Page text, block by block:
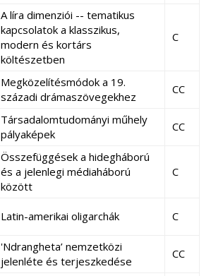
A líra dimenziói -- tematikus
kapcsolatok a klasszikus,
modern és kortárs
költészetben
C
Megközelítésmódok a 19.
századi drámaszövegekhez
CC
Társadalomtudományi műhely
pályaképek
CC
Összefüggések a hidegháború
és a jelenlegi médiaháború
között
C
Latin-amerikai oligarchák C
'Ndrangheta’ nemzetközi
jelenléte és terjeszkedése
CC